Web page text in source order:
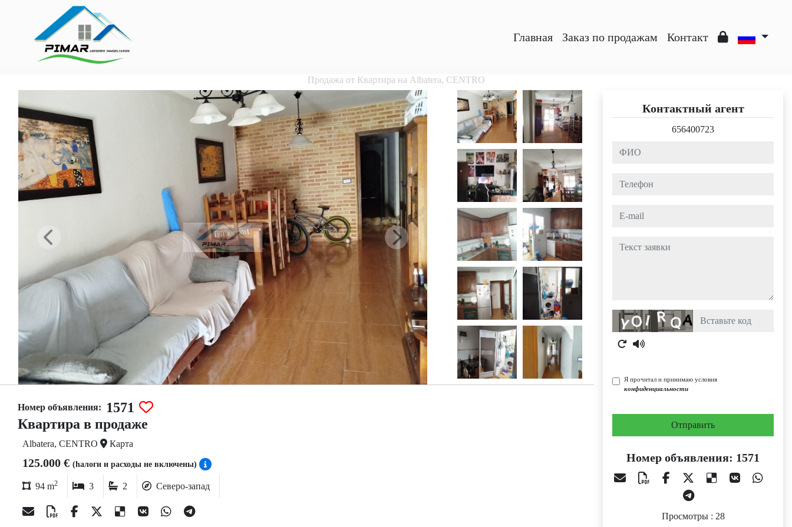
Главная Заказ по продажам Контакт
Продажа от Квартира на Albatera, CENTRO
Номер объявления:
1571
Квартира в продаже
Albatera, CENTRO Карта
125.000 € (hалоги и расходы не включены)
94 m2 3 2 Северо-запад
Контактный агент
656400723
ФИО
Телефон
e-mail
Текст заявки
Captcha
Я прочитал и принимаю условия
конфиденциальности
Отправить
Номер объявления: 1571
Просмотры : 28